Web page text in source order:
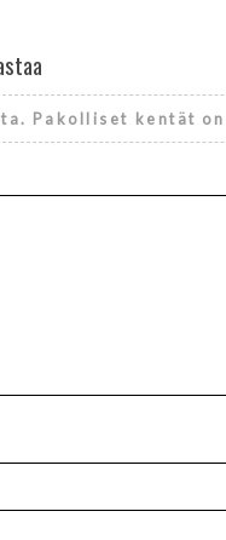
Pakolliset kentät